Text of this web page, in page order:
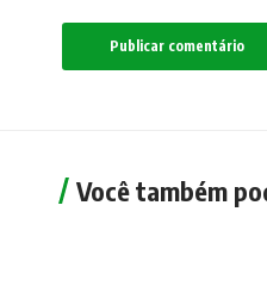
Você também